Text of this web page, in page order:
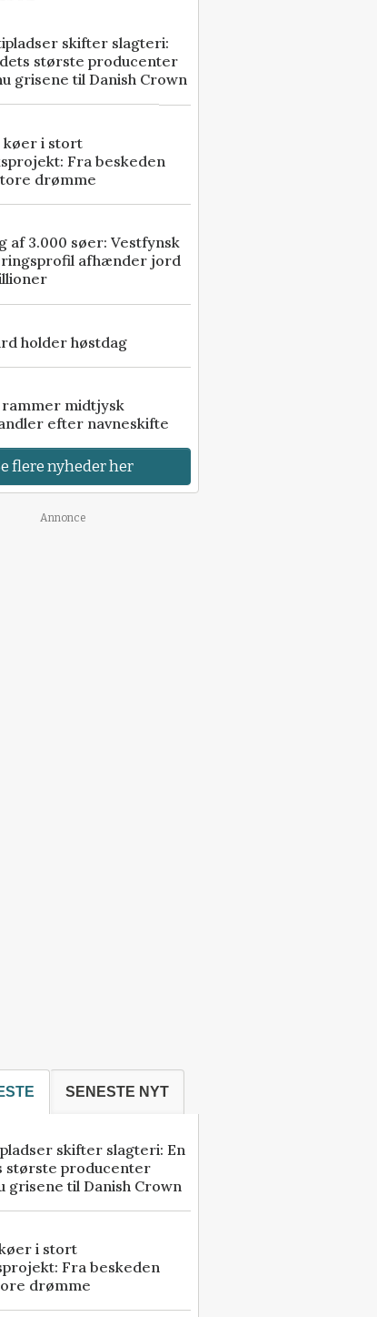
skifter slagteri:
største producenter
grisene til Danish Crown
køer i stort
Fra beskeden
drømme
af 3.000 søer: Vestfynsk
afhænder jord
holder høstdag
rammer midtjysk
efter navneskifte
flere nyheder her
Annonce
SENESTE NYT
skifter slagteri: En
største producenter
grisene til Danish Crown
i stort
Fra beskeden
drømme